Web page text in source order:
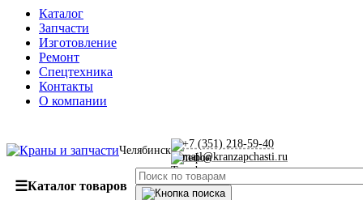
Каталог
Запчасти
Изготовление
Ремонт
Спецтехника
Контакты
О компании
Челябинск
+7 (351) 218-59-40
mail@kranzapchasti.ru
☰Каталог товаров